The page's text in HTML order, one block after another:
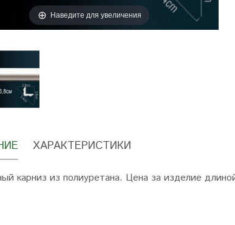
Наведите для увеличения
ХАРАКТЕРИСТИКИ
карниз из полиуретана. Цена за изделие